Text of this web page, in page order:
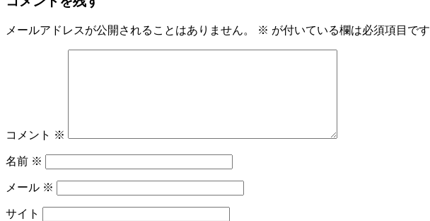
メールアドレスが公開されることはありません。 ※ が付いている欄は必須項目です
コメント ※
名前 ※
メール ※
サイト